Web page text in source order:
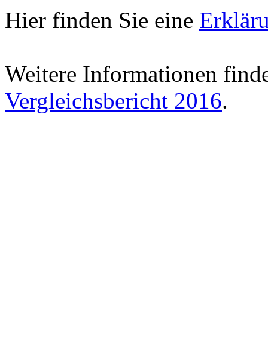
Hier finden Sie eine
Weitere Informationen
Vergleichsbericht 2016.